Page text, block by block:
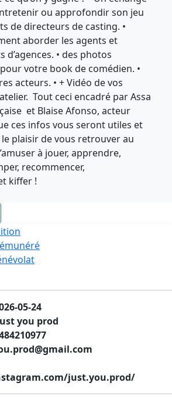
ou approfondir son jeu
de directeurs de casting. •
aborder les agents et
• des photos
votre book de comédien. •
acteurs. • + Vidéo de vos
Tout ceci encadré par Assa
et Blaise Afonso, acteur
ces infos vous seront utiles et
plaisir de vous retrouver au
à jouer, apprendre,
recommencer,
kiffer !
05-24
you prod
just.you.prod/